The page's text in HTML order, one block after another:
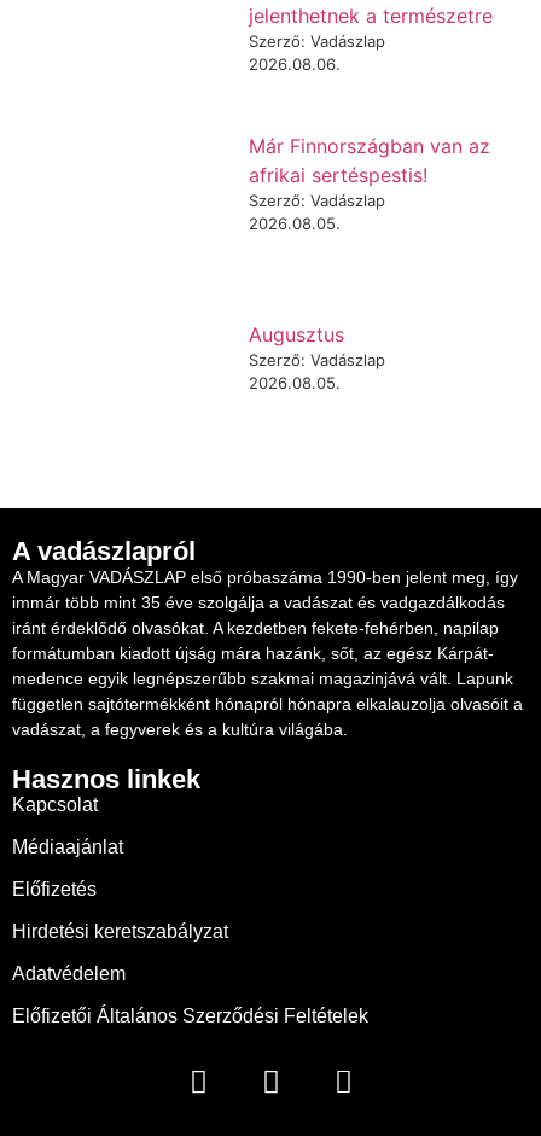
jelenthetnek a természetre
Szerző: Vadászlap
2026.08.06.
Már Finnországban van az
afrikai sertéspestis!
Szerző: Vadászlap
2026.08.05.
Augusztus
Szerző: Vadászlap
2026.08.05.
A vadászlapról
A Magyar VADÁSZLAP első próbaszáma 1990-ben jelent meg, így
immár több mint 35 éve szolgálja a vadászat és vadgazdálkodás
iránt érdeklődő olvasókat. A kezdetben fekete-fehérben, napilap
formátumban kiadott újság mára hazánk, sőt, az egész Kárpát-
medence egyik legnépszerűbb szakmai magazinjává vált. Lapunk
független sajtótermékként hónapról hónapra elkalauzolja olvasóit a
vadászat, a fegyverek és a kultúra világába.
Hasznos linkek
Kapcsolat
Médiaajánlat
Előfizetés
Hirdetési keretszabályzat
Adatvédelem
Előfizetői Általános Szerződési Feltételek